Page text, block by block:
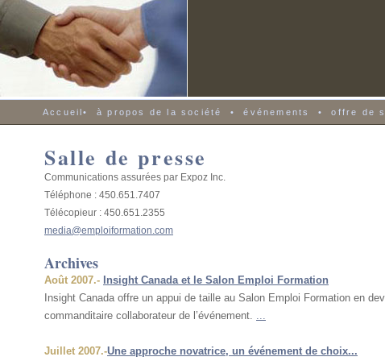
Accueil•à propos de la société •événements •offre de
Salle de presse
Communications assurées par Expoz Inc.
Téléphone : 450.651.7407
Télécopieur : 450.651.2355
media@emploiformation.com
Archives
Août 2007.- Insight Canada et le Salon Emploi Formation
Insight Canada offre un appui de taille au Salon Emploi Formation en
commanditaire collaborateur de l’événement. ...
Juillet 2007.-Une approche novatrice, un événement de choix...